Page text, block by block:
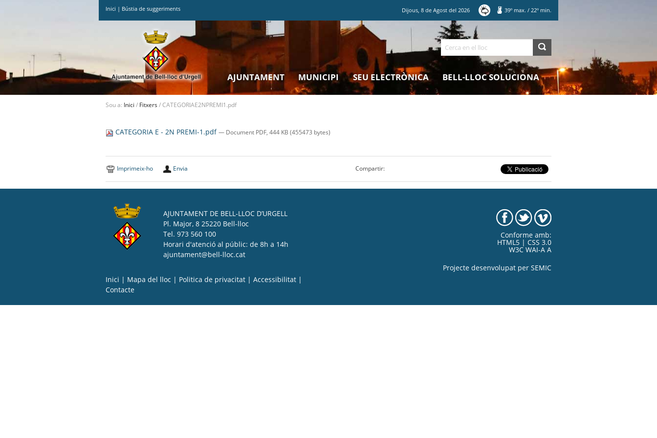
Inici | Bústia de suggeriments Dijous,8 deAgost del2026 39º max. / 22º min.
Cerca
AJUNTAMENT MUNICIPI SEU ELECTRÒNICA BELL-LLOC SOLUCIONA
Sou a: Inici / Fitxers/CATEGORIAE2NPREMI1.pdf
CATEGORIA E - 2N PREMI-1.pdf— Document PDF, 444 KB (455473 bytes)
Imprimeix-ho Envia Compartir:
AJUNTAMENT DE BELL-LLOC D’URGELL
Pl. Major, 8 25220 Bell-lloc
Tel. 973 560 100
Horari d'atenció al públic: de 8h a 14h
ajuntament@bell-lloc.cat
Inici | Mapa del lloc | Politica de privacitat | Accessibilitat |
Contacte
Conforme amb:
HTML5 | CSS 3.0
W3C WAI-A A
Projecte desenvolupat per SEMIC